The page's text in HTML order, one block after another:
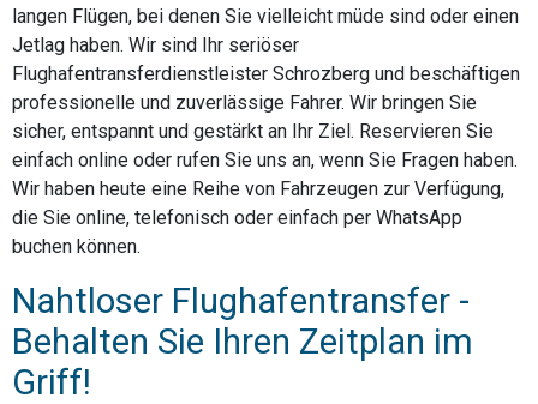
langen Flügen, bei denen Sie vielleicht müde sind oder einen
Jetlag haben. Wir sind Ihr seriöser
Flughafentransferdienstleister Schrozberg und beschäftigen
professionelle und zuverlässige Fahrer. Wir bringen Sie
sicher, entspannt und gestärkt an Ihr Ziel. Reservieren Sie
einfach online oder rufen Sie uns an, wenn Sie Fragen haben.
Wir haben heute eine Reihe von Fahrzeugen zur Verfügung,
die Sie online, telefonisch oder einfach per WhatsApp
buchen können.
Nahtloser Flughafentransfer -
Behalten Sie Ihren Zeitplan im
Griff!